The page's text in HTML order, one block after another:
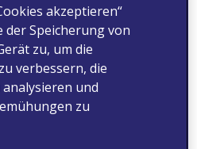
, Zimt-, Nelken-,
Levomenthol und
Produktgruppe
). Aufgrund der
akzeptieren“
der Speicherung von
zu, um die
verbessern, die
und
zu